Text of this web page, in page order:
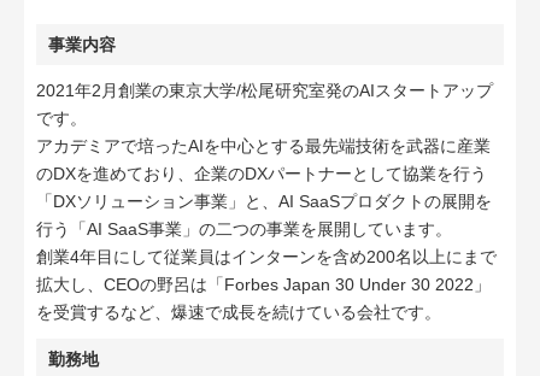
事業内容
2021年2月創業の東京大学/松尾研究室発のAIスタートアップ
です。
アカデミアで培ったAIを中心とする最先端技術を武器に産業
のDXを進めており、企業のDXパートナーとして協業を行う
「DXソリューション事業」と、AI SaaSプロダクトの展開を
行う「AI SaaS事業」の二つの事業を展開しています。
創業4年目にして従業員はインターンを含め200名以上にまで
拡大し、CEOの野呂は「Forbes Japan 30 Under 30 2022」
を受賞するなど、爆速で成長を続けている会社です。
勤務地